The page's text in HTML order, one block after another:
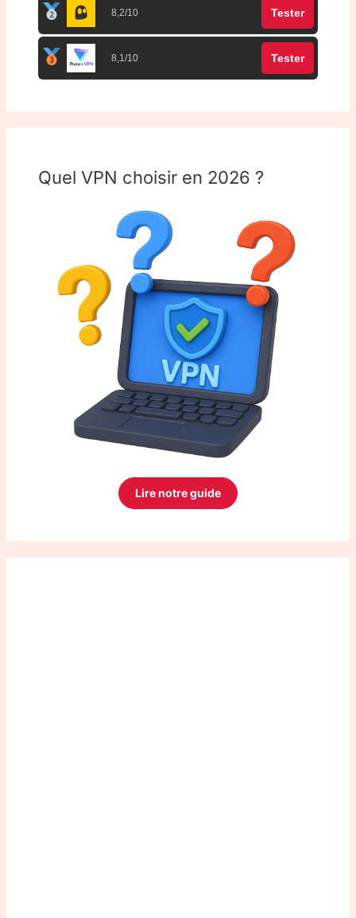
8,2/10 Tester
8,1/10 Tester
Quel VPN choisir en 2026 ?
Lire notre guide